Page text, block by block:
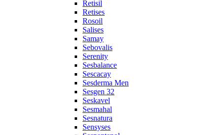
Retisil
Retises
Rosoil
Salises
Samay
Sebovalis
Serenity
Sesbalance
Sescacay
Sesderma Men
Sesgen 32
Seskavel
Sesmahal
Sesnatura
Sensyses